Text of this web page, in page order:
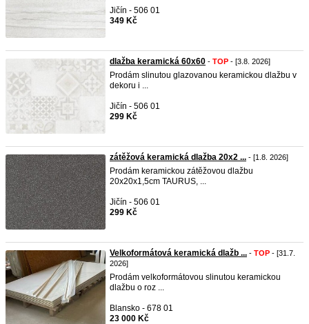
Jičín - 506 01
349 Kč
dlažba keramická 60x60 - TOP - [3.8. 2026]
Prodám slinutou glazovanou keramickou dlažbu v
dekoru i ...
Jičín - 506 01
299 Kč
zátěžová keramická dlažba 20x2 ... - [1.8. 2026]
Prodám keramickou zátěžovou dlažbu
20x20x1,5cm TAURUS, ...
Jičín - 506 01
299 Kč
Velkoformátová keramická dlažb ... - TOP - [31.7.
2026]
Prodám velkoformátovou slinutou keramickou
dlažbu o roz ...
Blansko - 678 01
23 000 Kč